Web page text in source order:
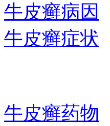
牛皮癣病因
牛皮癣症状
牛皮癣药物